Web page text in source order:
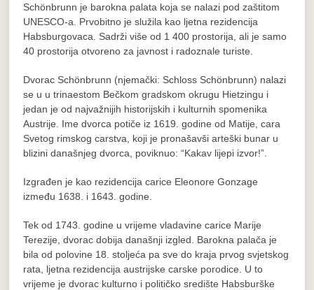
Schönbrunn je barokna palata koja se nalazi pod zaštitom
UNESCO-a. Prvobitno je služila kao ljetna rezidencija
Habsburgovaca. Sadrži više od 1 400 prostorija, ali je samo
40 prostorija otvoreno za javnost i radoznale turiste.
Dvorac Schönbrunn (njemački: Schloss Schönbrunn) nalazi
se u u trinaestom Bečkom gradskom okrugu Hietzingu i
jedan je od najvažnijih historijskih i kulturnih spomenika
Austrije. Ime dvorca potiče iz 1619. godine od Matije, cara
Svetog rimskog carstva, koji je pronašavši arteški bunar u
blizini današnjeg dvorca, poviknuo: “Kakav lijepi izvor!”.
Izgrađen je kao rezidencija carice Eleonore Gonzage
između 1638. i 1643. godine.
Tek od 1743. godine u vrijeme vladavine carice Marije
Terezije, dvorac dobija današnji izgled. Barokna palača je
bila od polovine 18. stoljeća pa sve do kraja prvog svjetskog
rata, ljetna rezidencija austrijske carske porodice. U to
vrijeme je dvorac kulturno i političko središte Habsburške